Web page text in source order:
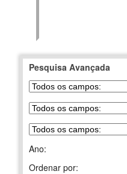
Pesquisa Avançada
Ano:
Ordenar por: